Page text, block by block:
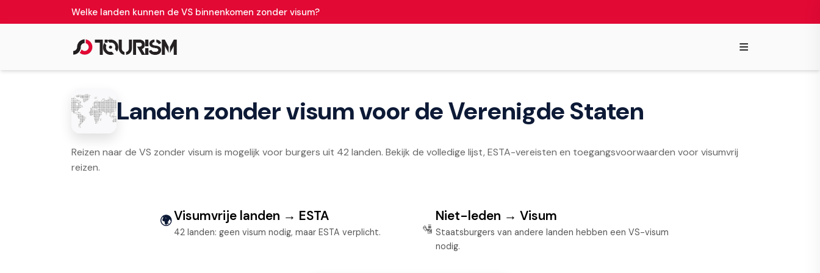
Welke landen kunnen de VS binnenkomen zonder visum?
≡
Landen zonder visum voor de Verenigde Staten
Reizen naar de VS zonder visum is mogelijk voor burgers uit 42 landen. Bekijk de volledige lijst, ESTA-vereisten en toegangsvoorwaarden voor visumvrij
reizen.
🌍Visumvrije landen → ESTA
42 landen: geen visum nodig, maar ESTA verplicht. 🛂
Niet-leden → Visum
Staatsburgers van andere landen hebben een VS-visum
nodig.